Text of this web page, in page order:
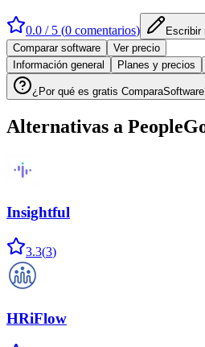
0.0 / 5 (0 comentarios)
Escribir
Comparar software
Ver precio
Información general
Planes y precios
¿Por qué es gratis
Alternativas a
Insightful
3.3(3)
HRiFlow